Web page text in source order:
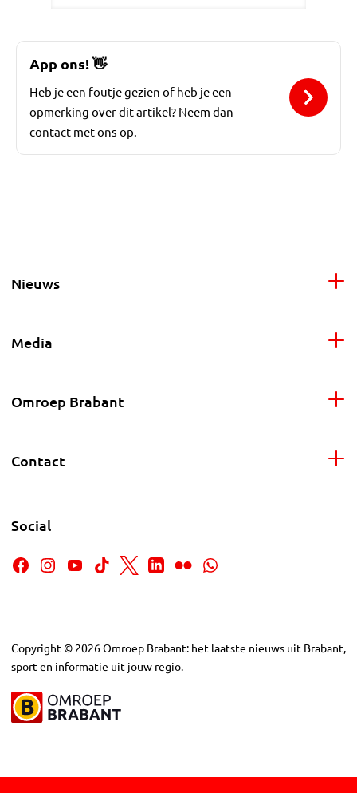
App ons!👋
Heb je een foutje gezien of heb je een
opmerking over dit artikel? Neem dan
contact met ons op.
Nieuws
Media
Omroep Brabant
Contact
Social
Copyright © 2026Omroep Brabant: het laatste nieuws uit Brabant,
sport en informatie uit jouw regio.